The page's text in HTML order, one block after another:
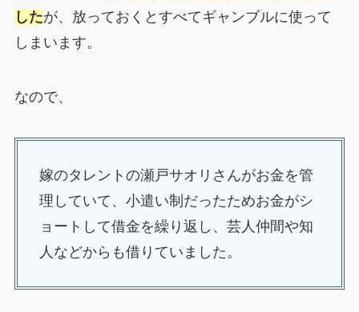
したが、放っておくとすべてギャンブルに使って
しまいます。
なので、
嫁のタレントの瀬戸サオリさんがお金を管
理していて、小遣い制だったためお金がシ
ョートして借金を繰り返し、芸人仲間や知
人などからも借りていました。